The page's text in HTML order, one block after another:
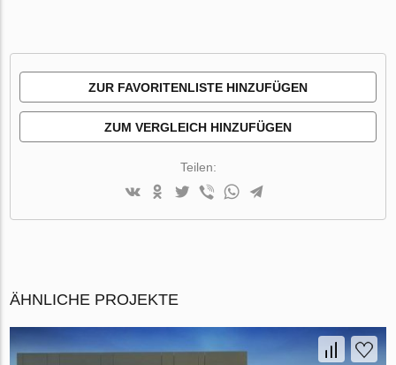
ZUR FAVORITENLISTE HINZUFÜGEN
ZUM VERGLEICH HINZUFÜGEN
Teilen:
ÄHNLICHE PROJEKTE